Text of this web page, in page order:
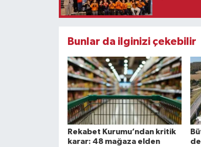
Bunlar da ilginizi çekebilir
Rekabet Kurumu’ndan kritik
karar: 48 mağaza elden